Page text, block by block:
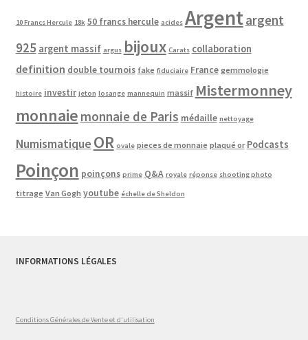
10 Francs Hercule 18k 50 francs hercule acides Argentargent
925 argent massif argus bijoux Carats collaboration
definition double tournois fake fiduciaire France gemmologie
histoire investir jeton losange mannequin massif Mistermonney
monnaie monnaie de Paris médaille nettoyage
Numismatique OR ovale pieces de monnaie plaqué or Podcasts
Poinçon poinçons prime Q&A royale réponse shooting photo
titrage Van Gogh youtube échelle de Sheldon
INFORMATIONS LÉGALES
Conditions Générales de Vente et d'utilisation